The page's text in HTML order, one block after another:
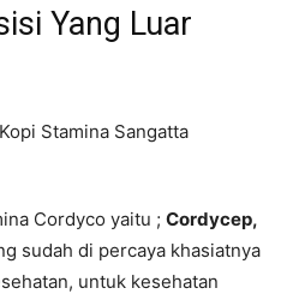
Yang Luar
Cordyco yaitu ; Cordycep,
sudah di percaya khasiatnya
untuk kesehatan